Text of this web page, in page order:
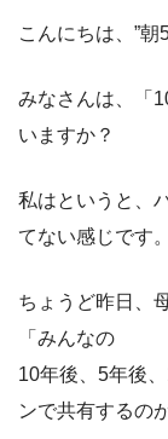
こんにちは、”朝
みなさんは、「
いますか？
私はというと、
てない感じです。
ちょうど昨日、
「みんなの
10年後、5年後
ンで共有するの